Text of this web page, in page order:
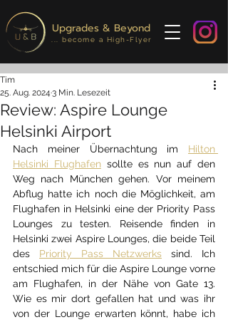
Upgrades & Beyond
... become a High-Flyer
Review: Aspire Lounge
Helsinki Airport
Tim
25. Aug. 2024 3 Min. Lesezeit
Nach meiner Übernachtung im Hilton
Helsinki Flughafen sollte es nun auf den
Weg nach München gehen. Vor meinem
Abflug hatte ich noch die Möglichkeit, am
Flughafen in Helsinki eine der Priority Pass
Lounges zu testen. Reisende finden in
Helsinki zwei Aspire Lounges, die beide Teil
des Priority Pass Netzwerks sind. Ich
entschied mich für die Aspire Lounge vorne
am Flughafen, in der Nähe von Gate 13.
Wie es mir dort gefallen hat und was ihr
von der Lounge erwarten könnt, habe ich